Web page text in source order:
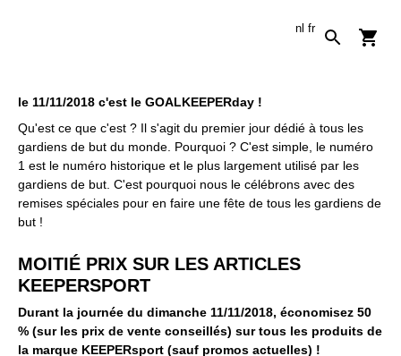
nl fr
le 11/11/2018 c'est le GOALKEEPERday !
Qu'est ce que c'est ? Il s'agit du premier jour dédié à tous les
gardiens de but du monde. Pourquoi ? C'est simple, le numéro
1 est le numéro historique et le plus largement utilisé par les
gardiens de but. C'est pourquoi nous le célébrons avec des
remises spéciales pour en faire une fête de tous les gardiens de
but !
MOITIÉ PRIX SUR LES ARTICLES
KEEPERSPORT
Durant la journée du dimanche 11/11/2018, économisez 50
% (sur les prix de vente conseillés) sur tous les produits de
la marque KEEPERsport (sauf promos actuelles) !